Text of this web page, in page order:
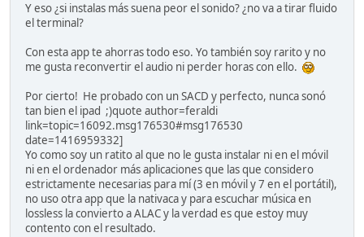
Y eso ¿si instalas más suena peor el sonido? ¿no va a tirar fluido
el terminal?
Con esta app te ahorras todo eso. Yo también soy rarito y no
me gusta reconvertir el audio ni perder horas con ello.
Por cierto! He probado con un SACD y perfecto, nunca sonó
tan bien el ipad ;)quote author=feraldi
link=topic=16092.msg176530#msg176530
date=1416959332]
Yo como soy un ratito al que no le gusta instalar ni en el móvil
ni en el ordenador más aplicaciones que las que considero
estrictamente necesarias para mí (3 en móvil y 7 en el portátil),
no uso otra app que la nativaca y para escuchar música en
lossless la convierto a ALAC y la verdad es que estoy muy
contento con el resultado.